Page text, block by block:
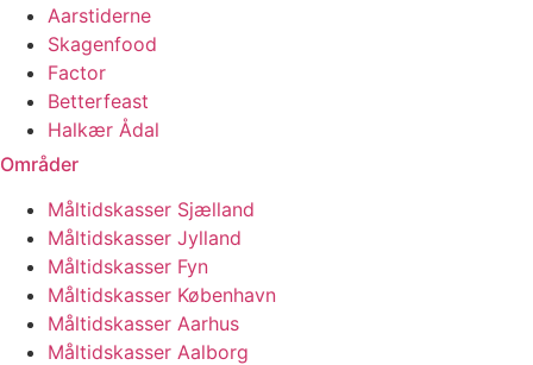
Aarstiderne
Skagenfood
Factor
Betterfeast
Halkær Ådal
Områder
Måltidskasser Sjælland
Måltidskasser Jylland
Måltidskasser Fyn
Måltidskasser København
Måltidskasser Aarhus
Måltidskasser Aalborg